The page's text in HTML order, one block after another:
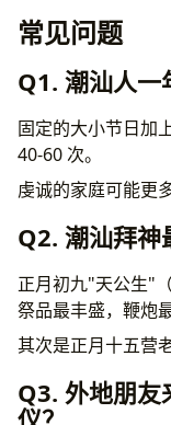
常见问题
Q1. 潮汕人一
固定的大小节日加
40-60 次。
虔诚的家庭可能更
Q2. 潮汕拜神
正月初九"天公生"
祭品最丰盛，鞭炮最
其次是正月十五营
Q3. 外地朋友